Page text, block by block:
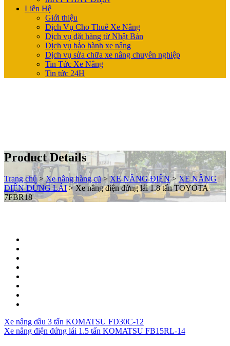
Liên Hệ
Giới thiệu
Dịch Vụ Cho Thuê Xe Nâng
Dịch vụ đặt hàng từ Nhật Bản
Dịch vụ bảo hành xe nâng
Dịch vụ sửa chữa xe nâng chuyên nghiệp
Tin Tức Xe Nâng
Tin tức 24H
Product Details
Trang chủ > Xe nâng hàng cũ > XE NÂNG ĐIỆN > XE NÂNG
ĐIỆN ĐỨNG LÁI >Xe nâng điện đứng lái 1.8 tấn TOYOTA
7FBR18
Xe nâng dầu 3 tấn KOMATSU FD30C-12
Xe nâng điện đứng lái 1.5 tấn KOMATSU FB15RL-14